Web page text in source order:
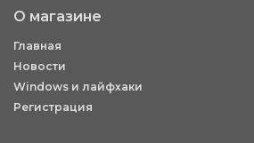
О магазине
Главная
Новости
Windows и лайфхаки
Регистрация